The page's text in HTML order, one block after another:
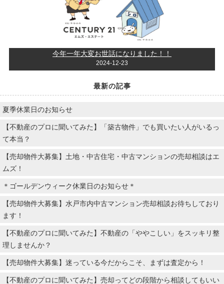
今年一年大変お世話になりました！！
2024-12-23
最新の記事
夏季休業日のお知らせ
【不動産のプロに聞いてみた】「築古物件」でも買いたい人がいるっ
て本当？
【売却物件大募集】土地・中古住宅・中古マンションの売却相談はエ
ムズ！
＊ゴールデンウィーク休業日のお知らせ＊
【売却物件大募集】水戸市内中古マンション売却相談お待ちしており
ます！
【不動産のプロに聞いてみた】不動産の「ややこしい」をスッキリ整
理しませんか？
【売却物件大募集】迷っている今だからこそ、まずは査定から！
【不動産のプロに聞いてみた】売却ってどの段階から相談してもいい